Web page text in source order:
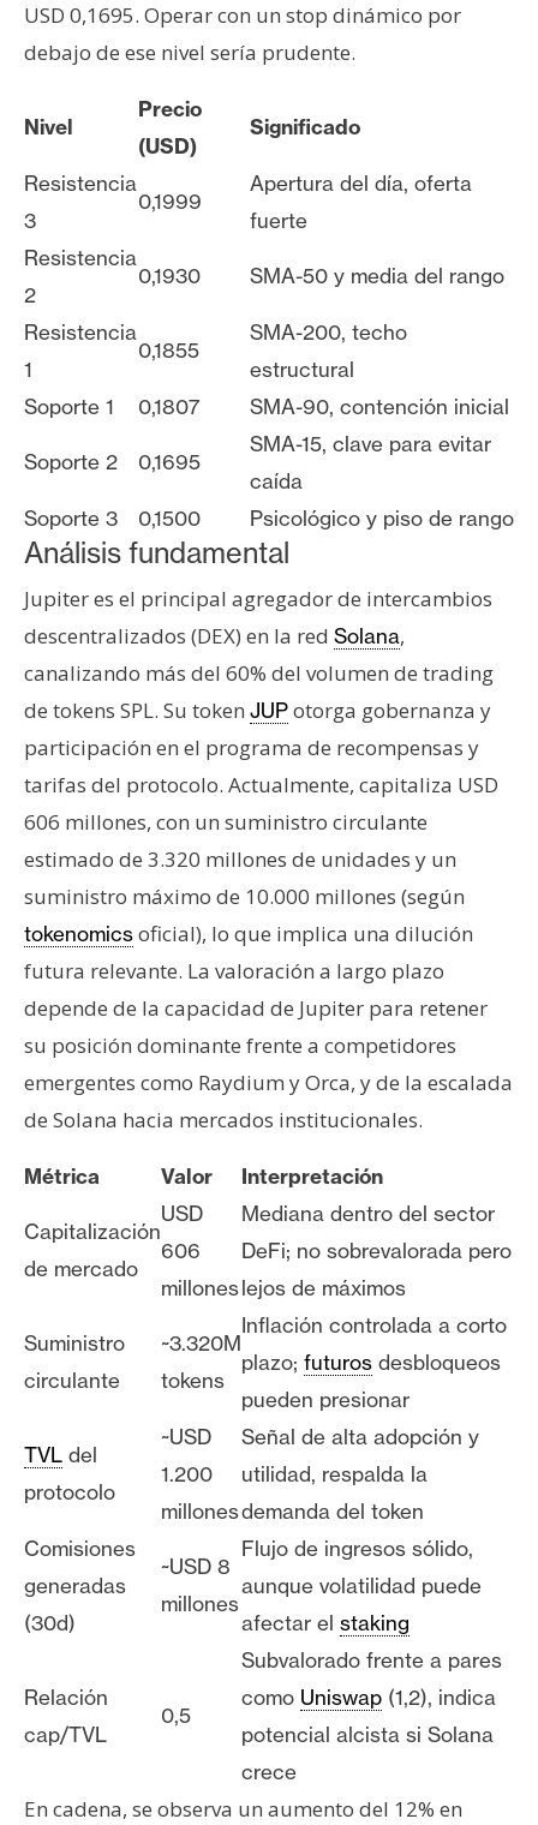
USD 0,1695. Operar con un stop dinámico por
debajo de ese nivel sería prudente.
Nivel
Precio
(USD)
Significado
Resistencia
3
0,1999
Apertura del día, oferta
fuerte
Resistencia
2
0,1930 SMA-50 y media del rango
Resistencia
1
0,1855
SMA-200, techo
estructural
Soporte 1
0,1807 SMA-90, contención inicial
Soporte 2 0,1695
SMA-15, clave para evitar
caída
Soporte 3
0,1500 Psicológico y piso de rango
Análisis fundamental
Jupiter es el principal agregador de intercambios
descentralizados (DEX) en la red Solana,
canalizando más del 60% del volumen de trading
de tokens SPL. Su token JUPotorga gobernanza y
participación en el programa de recompensas y
tarifas del protocolo. Actualmente, capitaliza USD
606 millones, con un suministro circulante
estimado de 3.320 millones de unidades y un
suministro máximo de 10.000 millones (según
tokenomicsoficial), lo que implica una dilución
futura relevante. La valoración a largo plazo
depende de la capacidad de Jupiter para retener
su posición dominante frente a competidores
emergentes como Raydium y Orca, y de la escalada
de Solana hacia mercados institucionales.
Métrica Valor Interpretación
Capitalización
de mercado
USD
606
millones
Mediana dentro del sector
DeFi; no sobrevalorada pero
lejos de máximos
Suministro
circulante
~3.320M
tokens
Inflación controlada a corto
plazo; futuros desbloqueos
pueden presionar
TVL del
protocolo
~USD
1.200
millones
Señal de alta adopción y
utilidad, respalda la
demanda del token
Comisiones
generadas
(30d)
~USD 8
millones
Flujo de ingresos sólido,
aunque volatilidad puede
afectar el staking
Relación
cap/TVL
0,5
Subvalorado frente a pares
como Uniswap (1,2), indica
potencial alcista si Solana
crece
En cadena, se observa un aumento del 12% en